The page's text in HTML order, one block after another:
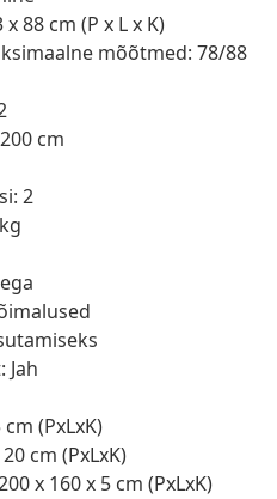
88 cm (P x L x K)
mõõtmed: 78/88
cm
2
Jah
(PxLxK)
cm (PxLxK)
x 160 x 5 cm (PxLxK)